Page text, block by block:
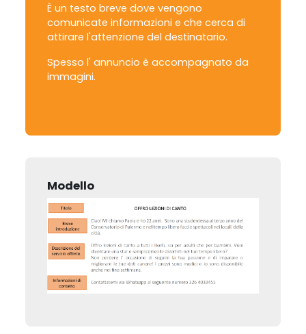
È un testo breve dove vengono
comunicate informazioni e che cerca di
attirare l'attenzione del destinatario.
Spesso l' annuncio è accompagnato da
immagini.
Modello